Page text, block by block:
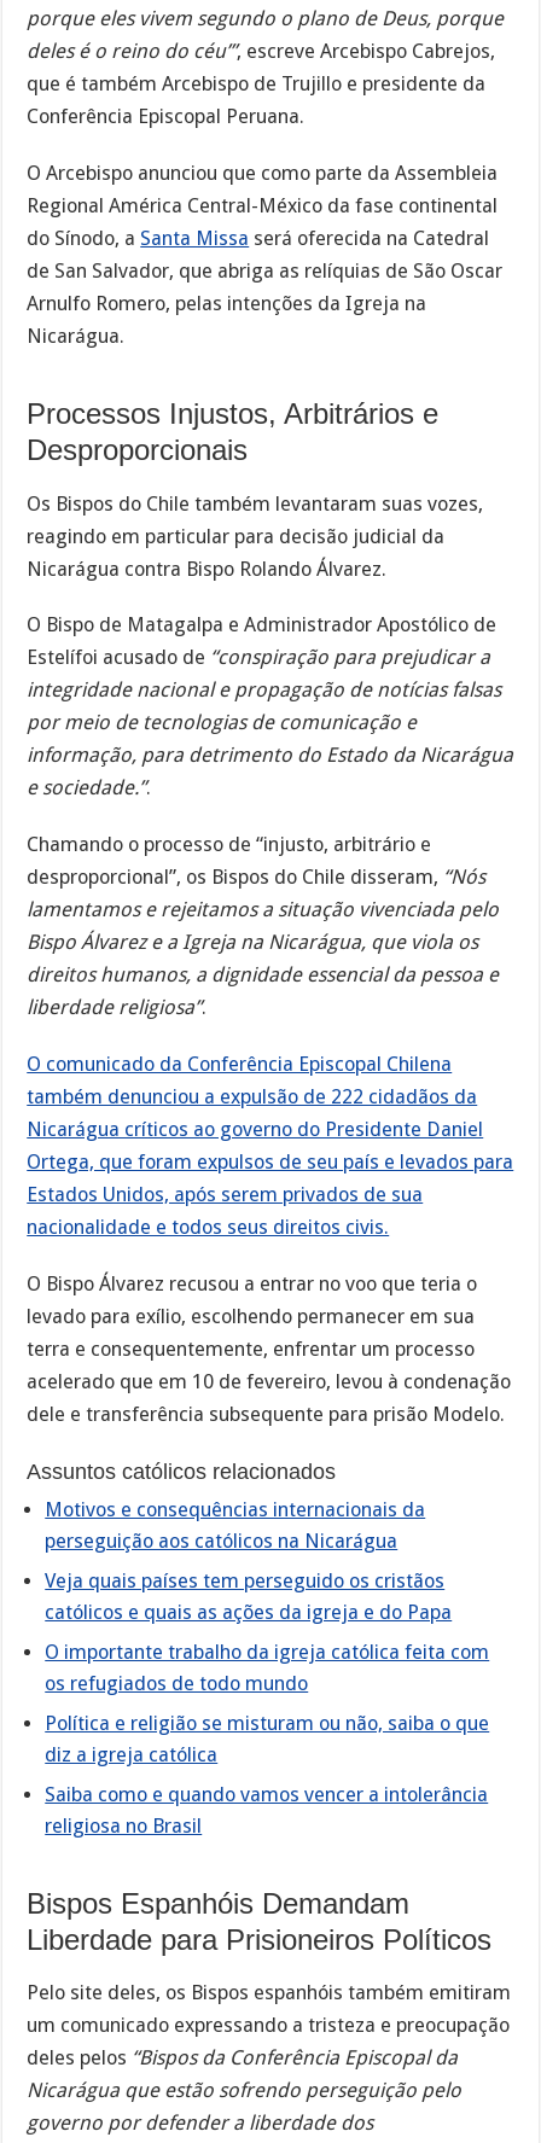
porque eles vivem segundo o plano de Deus, porque
deles é o reino do céu’”, escreve Arcebispo Cabrejos,
que é também Arcebispo de Trujillo e presidente da
Conferência Episcopal Peruana.
O Arcebispo anunciou que como parte da Assembleia
Regional América Central-México da fase continental
do Sínodo, a Santa Missa será oferecida na Catedral
de San Salvador, que abriga as relíquias de São Oscar
Arnulfo Romero, pelas intenções da Igreja na
Nicarágua.
Processos Injustos, Arbitrários e
Desproporcionais
Os Bispos do Chile também levantaram suas vozes,
reagindo em particular para decisão judicial da
Nicarágua contra Bispo Rolando Álvarez.
O Bispo de Matagalpa e Administrador Apostólico de
Estelífoi acusado de “conspiração para prejudicar a
integridade nacional e propagação de notícias falsas
por meio de tecnologias de comunicação e
informação, para detrimento do Estado da Nicarágua
e sociedade.”.
Chamando o processo de “injusto, arbitrário e
desproporcional”, os Bispos do Chile disseram, “Nós
lamentamos e rejeitamos a situação vivenciada pelo
Bispo Álvarez e a Igreja na Nicarágua, que viola os
direitos humanos, a dignidade essencial da pessoa e
liberdade religiosa”.
O comunicado da Conferência Episcopal Chilena
também denunciou a expulsão de 222 cidadãos da
Nicarágua críticos ao governo do Presidente Daniel
Ortega, que foram expulsos de seu país e levados para
Estados Unidos, após serem privados de sua
nacionalidade e todos seus direitos civis.
O Bispo Álvarez recusou a entrar no voo que teria o
levado para exílio, escolhendo permanecer em sua
terra e consequentemente, enfrentar um processo
acelerado que em 10 de fevereiro, levou à condenação
dele e transferência subsequente para prisão Modelo.
Assuntos católicos relacionados
Motivos e consequências internacionais da
perseguição aos católicos na Nicarágua
Veja quais países tem perseguido os cristãos
católicos e quais as ações da igreja e do Papa
O importante trabalho da igreja católica feita com
os refugiados de todo mundo
Política e religião se misturam ou não, saiba o que
diz a igreja católica
Saiba como e quando vamos vencer a intolerância
religiosa no Brasil
Bispos Espanhóis Demandam
Liberdade para Prisioneiros Políticos
Pelo site deles, os Bispos espanhóis também emitiram
um comunicado expressando a tristeza e preocupação
deles pelos “Bispos da Conferência Episcopal da
Nicarágua que estão sofrendo perseguição pelo
governo por defender a liberdade dos